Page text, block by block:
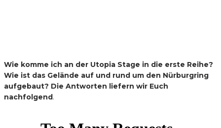
Wie komme ich an der Utopia Stage in die erste Reihe?
Wie ist das Gelände auf und rund um den Nürburgring
aufgebaut? Die Antworten liefern wir Euch
nachfolgend.